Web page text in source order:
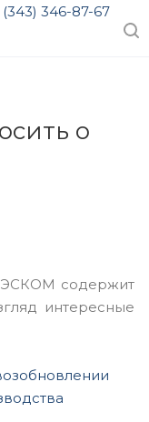
(343) 346-87-67
о
содержит
интересные